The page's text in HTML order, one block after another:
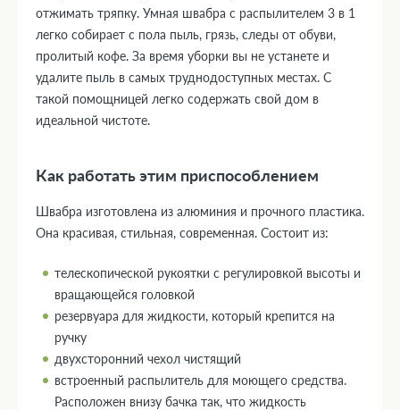
отжимать тряпку. Умная швабра с распылителем 3 в 1
легко собирает с пола пыль, грязь, следы от обуви,
пролитый кофе. За время уборки вы не устанете и
удалите пыль в самых труднодоступных местах. С
такой помощницей легко содержать свой дом в
идеальной чистоте.
Как работать этим приспособлением
Швабра изготовлена из алюминия и прочного пластика.
Она красивая, стильная, современная. Состоит из:
телескопической рукоятки с регулировкой высоты и
вращающейся головкой
резервуара для жидкости, который крепится на
ручку
двухсторонний чехол чистящий
встроенный распылитель для моющего средства.
Расположен внизу бачка так, что жидкость